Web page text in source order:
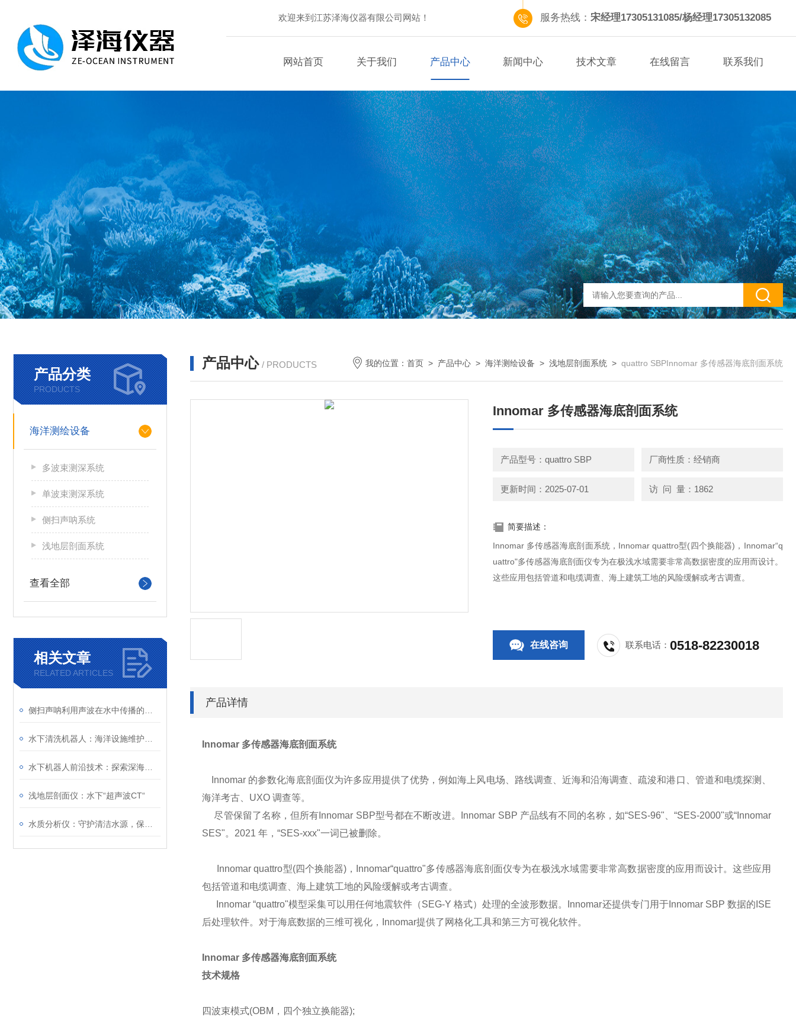
欢迎来到江苏泽海仪器有限公司网站！ 服务热线： 宋经理17305131085/杨经理17305132085
网站首页 关于我们 产品中心 新闻中心 技术文章 在线留言 联系我们
产品分类
PRODUCTS
海洋测绘设备
多波束测深系统
单波束测深系统
侧扫声呐系统
浅地层剖面系统
查看全部
相关文章
RELATED ARTICLES
浅地层剖面仪：水下“超声波CT“
产品中心 / PRODUCTS 我的位置： 首页 > 产品中心 > 海洋测绘设备 > 浅地层剖面系统 > quattro SBPInnomar 多传感器海底剖面系统
Innomar 多传感器海底剖面系统
产品型号：quattro SBP 厂商性质：经销商
更新时间：2025-07-01 访 问 量：1862
简要描述：
Innomar 多传感器海底剖面系统，Innomar quattro型(四个换能器)，Innomar“q
uattro"多传感器海底剖面仪专为在极浅水域需要非常高数据密度的应用而设计。
这些应用包括管道和电缆调查、海上建筑工地的风险缓解或考古调查。
在线咨询 联系电话：0518-82230018
产品详情
Innomar 多传感器海底剖面系统
Innomar 的参数化海底剖面仪为许多应用提供了优势，例如海上风电场、路线调查、近海和沿海调查、疏浚和港口、管道和电缆探测、
海洋考古、UXO 调查等。
尽管保留了名称，但所有Innomar SBP型号都在不断改进。Innomar SBP 产品线有不同的名称，如“SES-96"、“SES-2000"或“Innomar
SES"。2021 年，“SES-xxx"一词已被删除。
Innomar quattro型(四个换能器)，Innomar“quattro"多传感器海底剖面仪专为在极浅水域需要非常高数据密度的应用而设计。这些应用
包括管道和电缆调查、海上建筑工地的风险缓解或考古调查。
Innomar “quattro"模型采集可以用任何地震软件（SEG-Y 格式）处理的全波形数据。Innomar还提供专门用于Innomar SBP 数据的ISE
后处理软件。对于海底数据的三维可视化，Innomar提供了网格化工具和第三方可视化软件。
Innomar 多传感器海底剖面系统
技术规格
四波束模式(OBM，四个独立换能器);